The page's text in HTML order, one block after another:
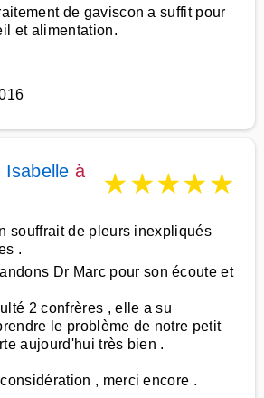
de gaviscon a suffit pour
et alimentation.
Isabelle à
★★★★★
souffrait de pleurs inexpliqués
.
Dr Marc pour son écoute et
2 confrères , elle a su
le problème de notre petit
aujourd'hui très bien .
, merci encore .